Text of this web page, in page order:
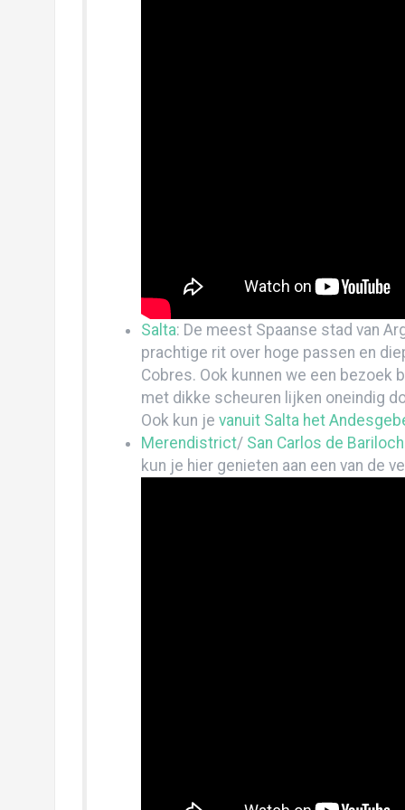
Voorpret Colombia
Voorpret Argentinië
Naar Ohio met Sogeti
Voorpret Bolivia
Filmpje roadtrip Balkan & Albanië
Lille: verslag en foto’s!
Salta: De meest Spaanse stad van
prachtige rit over hoge passen en
Cobres. Ook kunnen we een bezoek
met dikke scheuren lijken oneindig
Ook kun je vanuit Salta het
Merendistrict/ San Carlos de
kun je hier genieten aan een van de